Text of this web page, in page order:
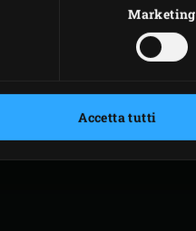
Marketing
Accetta tutti